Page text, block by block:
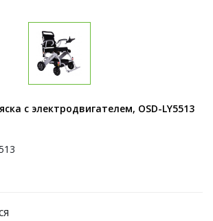
с электродвигателем, OSD-LY5513